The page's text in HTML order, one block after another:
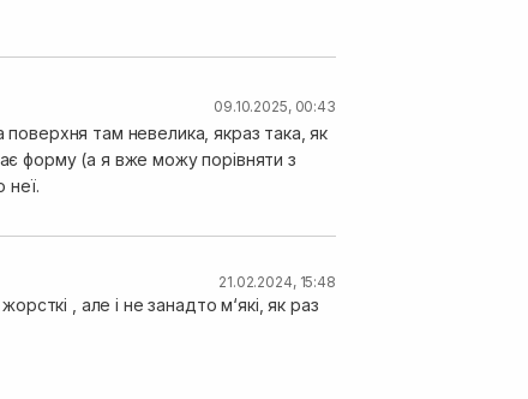
09.10.2025, 00:43
там невелика, якраз така, як
форму (а я вже можу порівняти з
неї.
21.02.2024, 15:48
, але і не занадто м‘які, як раз